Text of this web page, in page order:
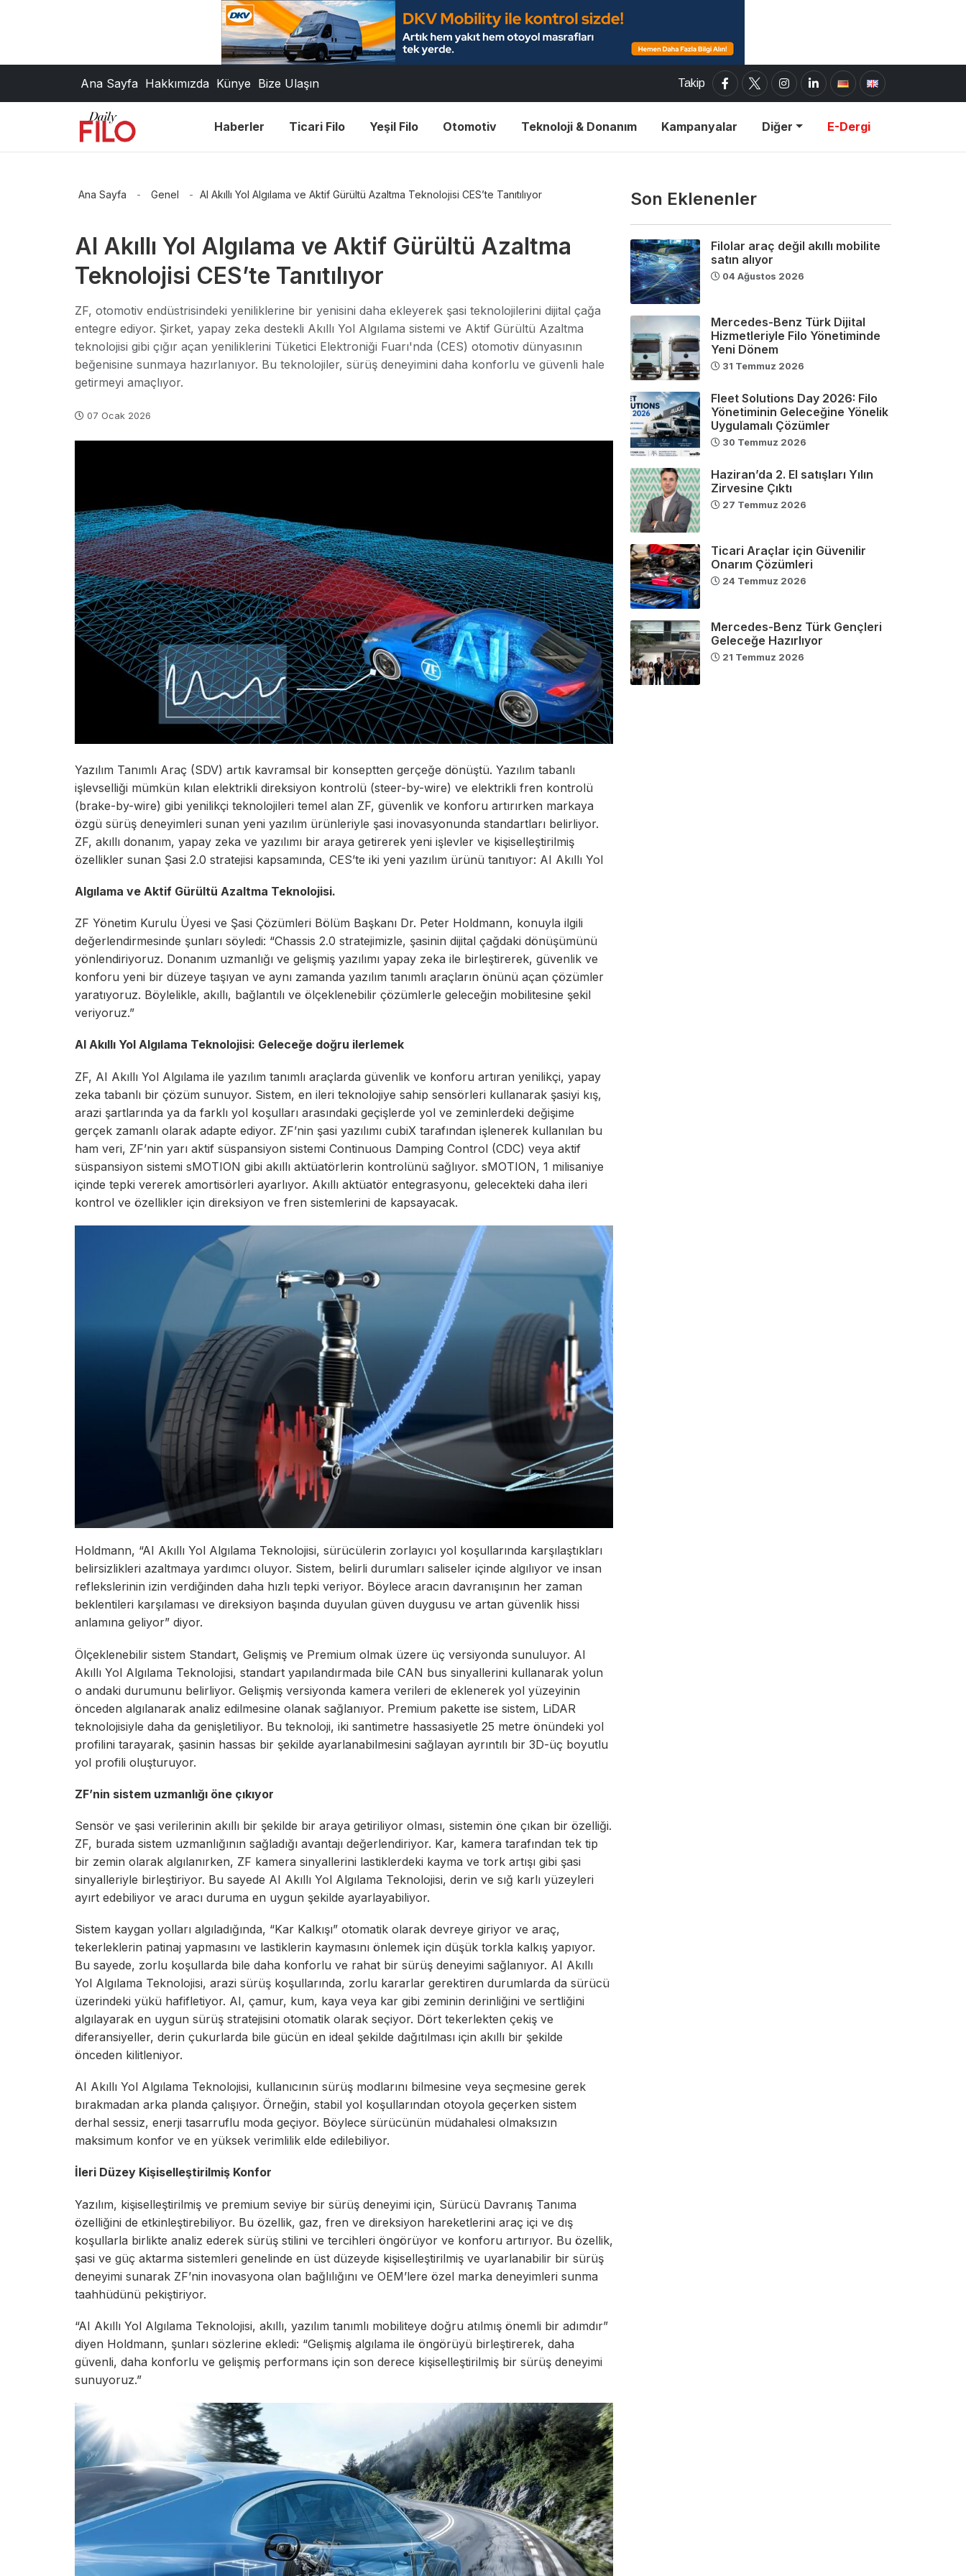
Ana Sayfa Hakkımızda Künye Bize Ulaşın Takip
Haberler Ticari Filo Yeşil Filo Otomotiv Teknoloji & Donanım Kampanyalar Diğer E-Dergi
Ana Sayfa - Genel - AI Akıllı Yol Algılama ve Aktif Gürültü Azaltma Teknolojisi CES’te Tanıtılıyor
AI Akıllı Yol Algılama ve Aktif Gürültü Azaltma
Teknolojisi CES’te Tanıtılıyor
ZF, otomotiv endüstrisindeki yeniliklerine bir yenisini daha ekleyerek şasi teknolojilerini dijital çağa
entegre ediyor. Şirket, yapay zeka destekli Akıllı Yol Algılama sistemi ve Aktif Gürültü Azaltma
teknolojisi gibi çığır açan yeniliklerini Tüketici Elektroniği Fuarı'nda (CES) otomotiv dünyasının
beğenisine sunmaya hazırlanıyor. Bu teknolojiler, sürüş deneyimini daha konforlu ve güvenli hale
getirmeyi amaçlıyor.
07 Ocak 2026
Yazılım Tanımlı Araç (SDV) artık kavramsal bir konseptten gerçeğe dönüştü. Yazılım tabanlı
işlevselliği mümkün kılan elektrikli direksiyon kontrolü (steer-by-wire) ve elektrikli fren kontrolü
(brake-by-wire) gibi yenilikçi teknolojileri temel alan ZF, güvenlik ve konforu artırırken markaya
özgü sürüş deneyimleri sunan yeni yazılım ürünleriyle şasi inovasyonunda standartları belirliyor.
ZF, akıllı donanım, yapay zeka ve yazılımı bir araya getirerek yeni işlevler ve kişiselleştirilmiş
özellikler sunan Şasi 2.0 stratejisi kapsamında, CES’te iki yeni yazılım ürünü tanıtıyor: AI Akıllı Yol
Algılama ve Aktif Gürültü Azaltma Teknolojisi.
ZF Yönetim Kurulu Üyesi ve Şasi Çözümleri Bölüm Başkanı Dr. Peter Holdmann, konuyla ilgili
değerlendirmesinde şunları söyledi: “Chassis 2.0 stratejimizle, şasinin dijital çağdaki dönüşümünü
yönlendiriyoruz. Donanım uzmanlığı ve gelişmiş yazılımı yapay zeka ile birleştirerek, güvenlik ve
konforu yeni bir düzeye taşıyan ve aynı zamanda yazılım tanımlı araçların önünü açan çözümler
yaratıyoruz. Böylelikle, akıllı, bağlantılı ve ölçeklenebilir çözümlerle geleceğin mobilitesine şekil
veriyoruz.”
AI Akıllı Yol Algılama Teknolojisi: Geleceğe doğru ilerlemek
ZF, AI Akıllı Yol Algılama ile yazılım tanımlı araçlarda güvenlik ve konforu artıran yenilikçi, yapay
zeka tabanlı bir çözüm sunuyor. Sistem, en ileri teknolojiye sahip sensörleri kullanarak şasiyi kış,
arazi şartlarında ya da farklı yol koşulları arasındaki geçişlerde yol ve zeminlerdeki değişime
gerçek zamanlı olarak adapte ediyor. ZF’nin şasi yazılımı cubiX tarafından işlenerek kullanılan bu
ham veri, ZF’nin yarı aktif süspansiyon sistemi Continuous Damping Control (CDC) veya aktif
süspansiyon sistemi sMOTION gibi akıllı aktüatörlerin kontrolünü sağlıyor. sMOTION, 1 milisaniye
içinde tepki vererek amortisörleri ayarlıyor. Akıllı aktüatör entegrasyonu, gelecekteki daha ileri
kontrol ve özellikler için direksiyon ve fren sistemlerini de kapsayacak.
Holdmann, “AI Akıllı Yol Algılama Teknolojisi, sürücülerin zorlayıcı yol koşullarında karşılaştıkları
belirsizlikleri azaltmaya yardımcı oluyor. Sistem, belirli durumları saliseler içinde algılıyor ve insan
reflekslerinin izin verdiğinden daha hızlı tepki veriyor. Böylece aracın davranışının her zaman
beklentileri karşılaması ve direksiyon başında duyulan güven duygusu ve artan güvenlik hissi
anlamına geliyor” diyor.
Ölçeklenebilir sistem Standart, Gelişmiş ve Premium olmak üzere üç versiyonda sunuluyor. AI
Akıllı Yol Algılama Teknolojisi, standart yapılandırmada bile CAN bus sinyallerini kullanarak yolun
o andaki durumunu belirliyor. Gelişmiş versiyonda kamera verileri de eklenerek yol yüzeyinin
önceden algılanarak analiz edilmesine olanak sağlanıyor. Premium pakette ise sistem, LiDAR
teknolojisiyle daha da genişletiliyor. Bu teknoloji, iki santimetre hassasiyetle 25 metre önündeki yol
profilini tarayarak, şasinin hassas bir şekilde ayarlanabilmesini sağlayan ayrıntılı bir 3D-üç boyutlu
yol profili oluşturuyor.
ZF’nin sistem uzmanlığı öne çıkıyor
Sensör ve şasi verilerinin akıllı bir şekilde bir araya getiriliyor olması, sistemin öne çıkan bir özelliği.
ZF, burada sistem uzmanlığının sağladığı avantajı değerlendiriyor. Kar, kamera tarafından tek tip
bir zemin olarak algılanırken, ZF kamera sinyallerini lastiklerdeki kayma ve tork artışı gibi şasi
sinyalleriyle birleştiriyor. Bu sayede AI Akıllı Yol Algılama Teknolojisi, derin ve sığ karlı yüzeyleri
ayırt edebiliyor ve aracı duruma en uygun şekilde ayarlayabiliyor.
Sistem kaygan yolları algıladığında, “Kar Kalkışı” otomatik olarak devreye giriyor ve araç,
tekerleklerin patinaj yapmasını ve lastiklerin kaymasını önlemek için düşük torkla kalkış yapıyor.
Bu sayede, zorlu koşullarda bile daha konforlu ve rahat bir sürüş deneyimi sağlanıyor. AI Akıllı
Yol Algılama Teknolojisi, arazi sürüş koşullarında, zorlu kararlar gerektiren durumlarda da sürücü
üzerindeki yükü hafifletiyor. AI, çamur, kum, kaya veya kar gibi zeminin derinliğini ve sertliğini
algılayarak en uygun sürüş stratejisini otomatik olarak seçiyor. Dört tekerlekten çekiş ve
diferansiyeller, derin çukurlarda bile gücün en ideal şekilde dağıtılması için akıllı bir şekilde
önceden kilitleniyor.
AI Akıllı Yol Algılama Teknolojisi, kullanıcının sürüş modlarını bilmesine veya seçmesine gerek
bırakmadan arka planda çalışıyor. Örneğin, stabil yol koşullarından otoyola geçerken sistem
derhal sessiz, enerji tasarruflu moda geçiyor. Böylece sürücünün müdahalesi olmaksızın
maksimum konfor ve en yüksek verimlilik elde edilebiliyor.
İleri Düzey Kişiselleştirilmiş Konfor
Yazılım, kişiselleştirilmiş ve premium seviye bir sürüş deneyimi için, Sürücü Davranış Tanıma
özelliğini de etkinleştirebiliyor. Bu özellik, gaz, fren ve direksiyon hareketlerini araç içi ve dış
koşullarla birlikte analiz ederek sürüş stilini ve tercihleri öngörüyor ve konforu artırıyor. Bu özellik,
şasi ve güç aktarma sistemleri genelinde en üst düzeyde kişiselleştirilmiş ve uyarlanabilir bir sürüş
deneyimi sunarak ZF’nin inovasyona olan bağlılığını ve OEM’lere özel marka deneyimleri sunma
taahhüdünü pekiştiriyor.
“AI Akıllı Yol Algılama Teknolojisi, akıllı, yazılım tanımlı mobiliteye doğru atılmış önemli bir adımdır”
diyen Holdmann, şunları sözlerine ekledi: “Gelişmiş algılama ile öngörüyü birleştirerek, daha
güvenli, daha konforlu ve gelişmiş performans için son derece kişiselleştirilmiş bir sürüş deneyimi
sunuyoruz.”
Son Eklenenler
Filolar araç değil akıllı mobilite
satın alıyor
04 Ağustos 2026
Mercedes-Benz Türk Dijital
Hizmetleriyle Filo Yönetiminde
Yeni Dönem
31 Temmuz 2026
Fleet Solutions Day 2026: Filo
Yönetiminin Geleceğine Yönelik
Uygulamalı Çözümler
30 Temmuz 2026
Haziran’da 2. El satışları Yılın
Zirvesine Çıktı
27 Temmuz 2026
Ticari Araçlar için Güvenilir
Onarım Çözümleri
24 Temmuz 2026
Mercedes-Benz Türk Gençleri
Geleceğe Hazırlıyor
21 Temmuz 2026